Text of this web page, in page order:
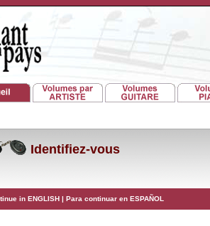
Identifiez-vous
in ENGLISH | Para continuar en ESPAÑOL